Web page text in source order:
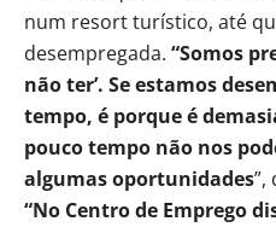
num resort turístico, até
desempregada. “Somos
não ter’. Se estamos
tempo, é porque é
pouco tempo não nos
algumas oportunidades”,
“No Centro de Emprego